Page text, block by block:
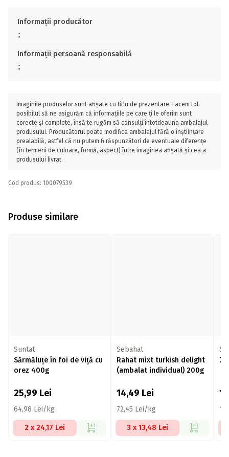
Informații producător
;;
Informații persoană responsabilă
;;
Imaginile produselor sunt afișate cu titlu de prezentare. Facem tot
posibilul să ne asigurăm că informațiile pe care ți le oferim sunt
corecte și complete, însă te rugăm să consulți întotdeauna ambalajul
produsului. Producătorul poate modifica ambalajul fără o înștiințare
prealabilă, astfel că nu putem fi răspunzători de eventuale diferențe
(în termeni de culoare, formă, aspect) între imaginea afișată și cea a
produsului livrat.
Cod produs: 100079539
Produse similare
Suntat
Sărmăluțe în foi de viță cu
orez 400g
25,99 Lei
64,98 Lei/kg
2 x 24,17 Lei
Sebahat
Rahat mixt turkish delight
(ambalat individual) 200g
14,49 Lei
72,45 Lei/kg
3 x 13,48 Lei
7